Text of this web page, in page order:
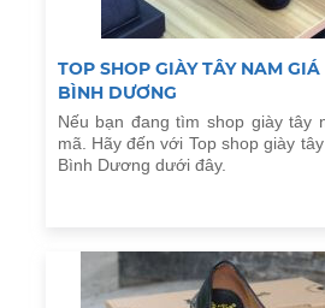
TOP SHOP GIÀY TÂY NAM
BÌNH DƯƠNG
Nếu bạn đang tìm shop giày tây
mã. Hãy đến với Top shop giày
Bình Dương dưới đây.